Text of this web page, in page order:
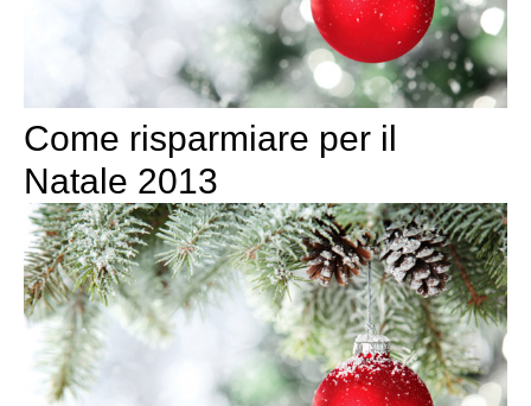
Come risparmiare per il
Natale 2013